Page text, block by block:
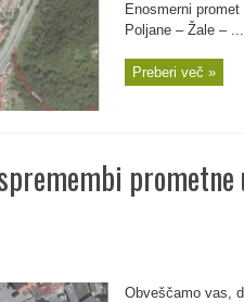
Enosmerni
Poljane – Žale – ...
Preberi več »
Obveščamo vas,